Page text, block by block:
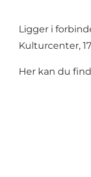
Ligger i
Kulturcenter,
Her kan du